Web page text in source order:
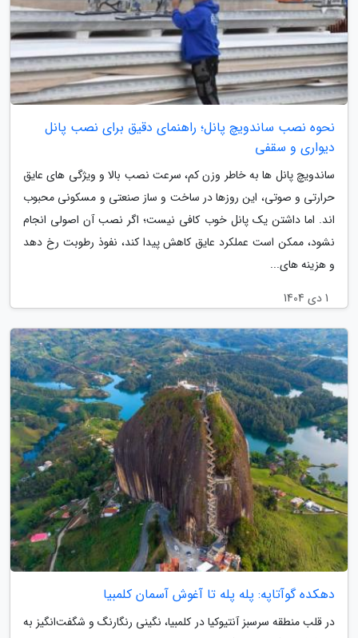
نحوه نصب ساندویچ پانل؛ راهنمای دقیق برای نصب پانل
دیواری و سقفی
ساندویچ پانل ها به خاطر وزن کم، سرعت نصب بالا و ویژگی های عایق
حرارتی و صوتی، این روزها در ساخت و ساز صنعتی و مسکونی محبوب
اند. اما داشتن یک پانل خوب کافی نیست؛ اگر نصب آن اصولی انجام
نشود، ممکن است عملکرد عایق کاهش پیدا کند، نفوذ رطوبت رخ دهد
و هزینه های...
1 دی 1404
دهکده گوآتاپه: پله پله تا آغوش آسمان کلمبیا
در قلب منطقه سرسبز آنتیوکیا در کلمبیا، نگینی رنگارنگ و شگفت‌انگیز به